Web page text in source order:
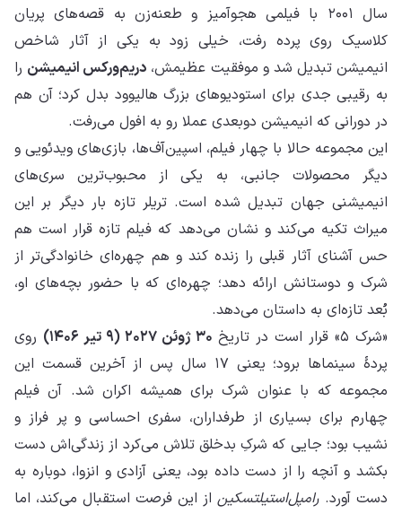
سال ۲۰۰۱ با فیلمی هجوآمیز و طعنه‌زن به قصه‌های پریان
کلاسیک روی پرده رفت، خیلی زود به یکی از آثار شاخص
انیمیشن تبدیل شد و موفقیت عظیمش، دریم‌ورکس انیمیشن را
به رقیبی جدی برای استودیوهای بزرگ هالیوود بدل کرد؛ آن هم
در دورانی که انیمیشن دوبعدی عملا رو به افول می‌رفت.
این مجموعه حالا با چهار فیلم، اسپین‌آف‌ها، بازی‌های ویدئویی و
دیگر محصولات جانبی، به یکی از محبوب‌ترین سری‌های
انیمیشنی جهان تبدیل شده است. تریلر تازه بار دیگر بر این
میراث تکیه می‌کند و نشان می‌دهد که فیلم تازه قرار است هم
حس آشنای آثار قبلی را زنده کند و هم چهره‌ای خانوادگی‌تر از
شرک و دوستانش ارائه دهد؛ چهره‌ای که با حضور بچه‌های او،
بُعد تازه‌ای به داستان می‌دهد.
«شرک ۵» قرار است در تاریخ
۳۰ ژوئن ۲۰۲۷ (۹ تیر ۱۴۰۶)
روی
پردهٔ سینماها برود؛ یعنی ۱۷ سال پس از آخرین قسمت این
مجموعه که با عنوان شرک برای همیشه اکران شد. آن فیلم
چهارم برای بسیاری از طرفداران، سفری احساسی و پر فراز و
نشیب بود؛ جایی که شرکِ بدخلق تلاش می‌کرد از زندگی‌اش دست
بکشد و آنچه را از دست داده بود، یعنی آزادی و انزوا، دوباره به
دست آورد. رامپل‌استیلتسکین از این فرصت استقبال می‌کند، اما